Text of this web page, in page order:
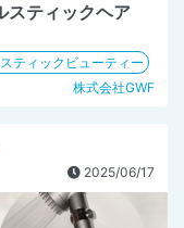
スティックヘア
ティックビューティー
株式会社GWF
2025/06/17